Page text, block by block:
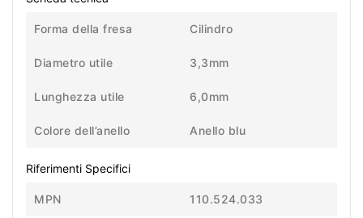
Forma della fresa Cilindro
Diametro utile 3,3mm
Lunghezza utile 6,0mm
Colore dell’anello Anello blu
Riferimenti Specifici
MPN 110.524.033